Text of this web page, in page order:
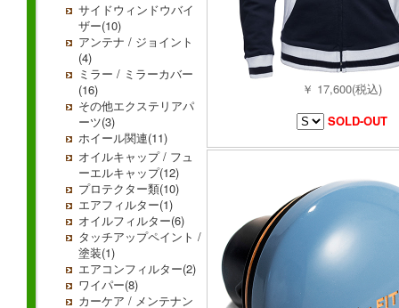
サイドウィンドウバイ
ザー(10)
アンテナ / ジョイント
(4)
ミラー / ミラーカバー
(16)
その他エクステリアパ
ーツ(3)
ホイール関連(11)
オイルキャップ / フュ
ーエルキャップ(12)
プロテクター類(10)
エアフィルター(1)
オイルフィルター(6)
タッチアップペイント /
塗装(1)
エアコンフィルター(2)
ワイパー(8)
カーケア / メンテナン
￥ 17,600(税込)
SOLD-OUT